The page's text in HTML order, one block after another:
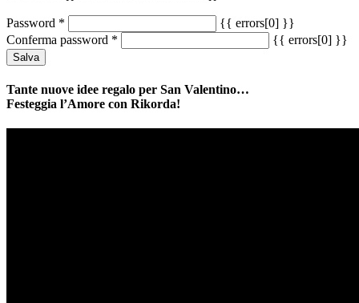
Password *
{{ errors[0] }}
Conferma password * {{ errors[0] }}
Salva
Tante nuove idee regalo per San Valentino…
Festeggia l’Amore con Rikorda!